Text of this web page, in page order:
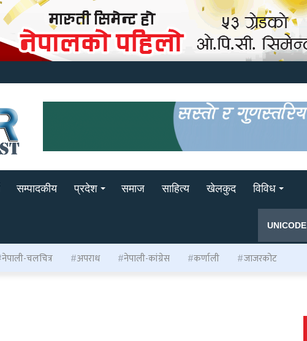
सम्पादकीय प्रदेश समाज साहित्य खेलकुद विविध
UNICODE
नेपाली-चलचित्र अपराध नेपाली-कांग्रेस कर्णाली जाजरकोट